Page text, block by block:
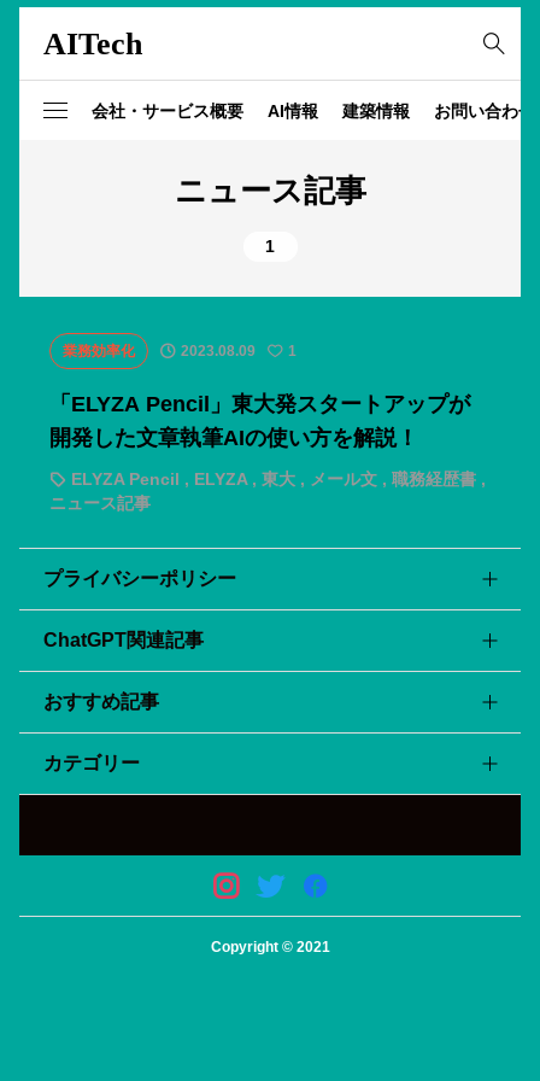
AITech
会社・サービス概要 AI情報 建築情報 お問い合わせ
ニュース記事
1
業務効率化 2023.08.09 1
「ELYZA Pencil」東大発スタートアップが
開発した文章執筆AIの使い方を解説！
ELYZA Pencil , ELYZA, 東大 , メール文 , 職務経歴書 ,
ニュース記事
プライバシーポリシー
会社・サービス概要
ChatGPT関連記事
ChatGPT APIの料金を全て紹介！GPT3.5とGPT4-
Turbo、最新のGPT-4oについても！
APIを用いてChatGPTをスプレッドシートに組み込む方法
を解説！
ChatGPT(チャットGPT)無料版と有料版の違いは？有料版
の料金とメリットをご紹介！
おすすめ記事
『tl;dv』の使い方/料金/安全性を詳しく解説！zoom会議
の議事録を自動化！
『Gamma ai』の使い方・料金を紹介！
まずはここから！！初心者でも使えるおすすめのAI4選
カテゴリー
プラグイン
Copyright © 2021